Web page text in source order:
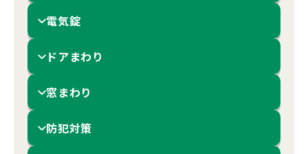
電気錠
ドアまわり
窓まわり
防犯対策